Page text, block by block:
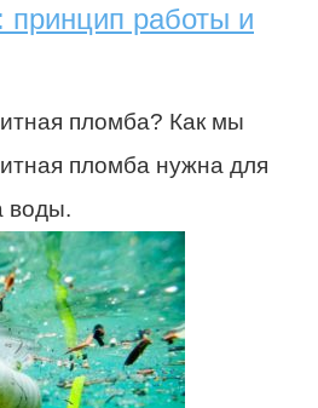
принцип работы и
пломба? Как мы
пломба нужна для
воды.